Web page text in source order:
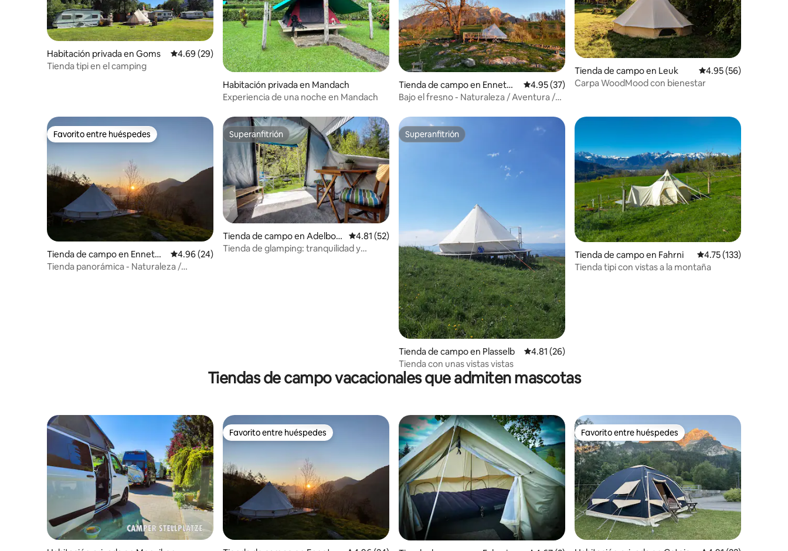
Habitación privada en Goms Calificación promedio: 4.69 de 5, 29 reseñas
4.69 (29)
Tienda tipi en el camping
Habitación privada en Mandach
Experiencia de una noche en Mandach
Tienda de campo en Ennetm
oos
Calificación promedio: 4.95 de 5, 37 reseñas
4.95 (37)
Bajo el fresno - Naturaleza / Aventura /
Tienda de campo en Leuk Calificación
4.95 (56)
Carpa WoodMood con bienestar
Favorito entre huéspedes
Favorito entre huéspedes
Tienda de campo en Ennetm
oos
Calificación promedio: 4.96 de 5, 24 reseñas
4.96 (24)
Tienda panorámica - Naturaleza /
Superanfitrión
Superanfitrión
Tienda de campo en Adelbod
en
Calificación promedio: 4.81 de 5, 52 reseñas
4.81 (52)
Tienda de glamping: tranquilidad y
Superanfitrión
Superanfitrión
Tienda de campo en Plasselb Calificación promedio: 4.81 de 5, 26 reseñas
4.81 (26)
Tienda con unas vistas vistas
Tienda de campo en Fahrni Calificación promedio:
4.75 (133)
Tienda tipi con vistas a la montaña
Tiendas de campo vacacionales que admiten mascotas
Favorito entre huéspedes
Favorito entre huéspedes Favorito entre huéspedes
Favorito entre huéspedes